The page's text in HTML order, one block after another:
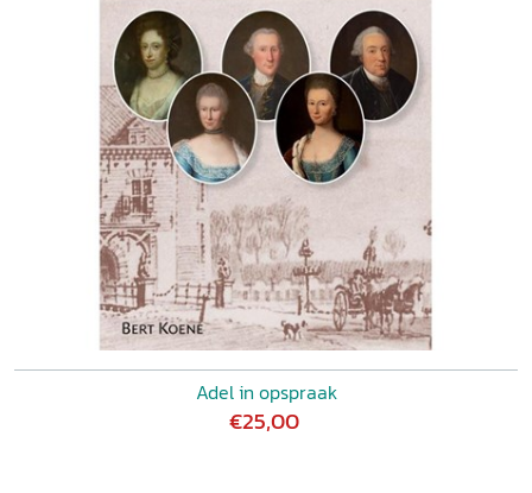
Adel in opspraak
€25,00